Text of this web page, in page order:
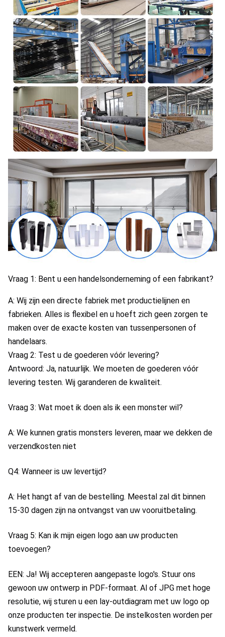
Elektroforese / PVDFCoating /
Houteffect.
Vraag 1: Bent u een handelsonderneming of een fabrikant?
A: Wij zijn een directe fabriek met productielijnen en
fabrieken. Alles is flexibel en u hoeft zich geen zorgen te
maken over de exacte kosten van tussenpersonen of
handelaars.
Vraag 2: Test u de goederen vóór levering?
Antwoord: Ja, natuurlijk. We moeten de goederen vóór
levering testen. Wij garanderen de kwaliteit.
Vraag 3: Wat moet ik doen als ik een monster wil?
A: We kunnen gratis monsters leveren, maar we dekken de
verzendkosten niet
Q4: Wanneer is uw levertijd?
A: Het hangt af van de bestelling. Meestal zal dit binnen
15-30 dagen zijn na ontvangst van uw vooruitbetaling.
Vraag 5: Kan ik mijn eigen logo aan uw producten
toevoegen?
EEN: Ja! Wij accepteren aangepaste logo's. Stuur ons
gewoon uw ontwerp in PDF-formaat. Al of JPG met hoge
resolutie, wij sturen u een lay-outdiagram met uw logo op
onze producten ter inspectie. De instelkosten worden per
kunstwerk vermeld.